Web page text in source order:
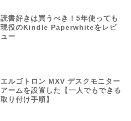
読書好きは買うべき！5年使っても
現役のKindle Paperwhiteをレビ
ュー
エルゴトロン MXV デスクモニター
アームを設置した【一人でもできる
取り付け手順】